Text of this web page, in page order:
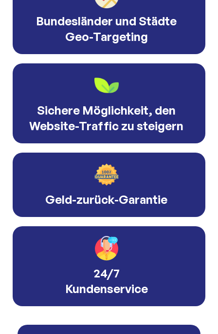
Bundesländer und Städte
Geo-Targeting
Sichere Möglichkeit, den
Website-Traffic zu steigern
Geld-zurück-Garantie
24/7
Kundenservice